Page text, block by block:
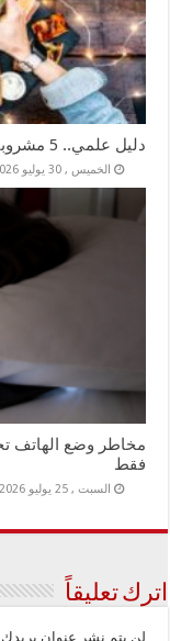
دليل علمي.. 5 مشروبات شائعة تسبب تلف الكلى
الخميس , 30 يوليو 2026
مخاطر وضع الهاتف
فقط
السبت , 25 يوليو 2026
اترك تعليقاً
لن يتم نشر عنوان بريدك